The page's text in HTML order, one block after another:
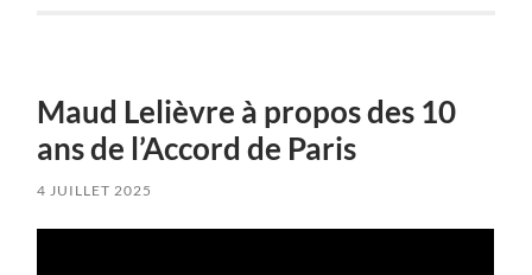
Maud Lelièvre à propos des 10
ans de l’Accord de Paris
4 JUILLET 2025